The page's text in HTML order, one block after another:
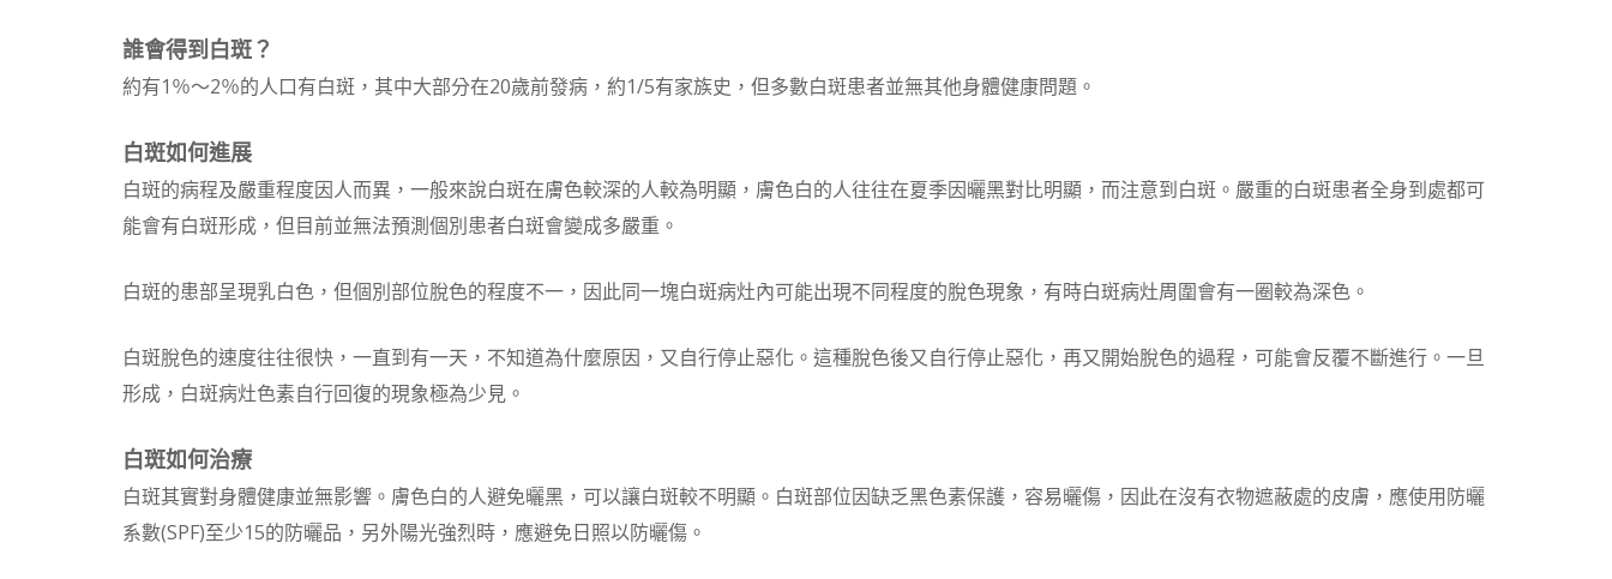
誰會得到白斑？
約有1％～2％的人口有白斑，其中大部分在20歲前發病，約1/5有家族史，但多數白斑患者並無其他身體健康問題。
白斑如何進展
白斑的病程及嚴重程度因人而異，一般來說白斑在膚色較深的人較為明顯，膚色白的人往往在夏季因曬黑對比明顯，而注意到白斑。嚴重的白斑患者全身到處都可
能會有白斑形成，但目前並無法預測個別患者白斑會變成多嚴重。
白斑的患部呈現乳白色，但個別部位脫色的程度不一，因此同一塊白斑病灶內可能出現不同程度的脫色現象，有時白斑病灶周圍會有一圈較為深色。
白斑脫色的速度往往很快，一直到有一天，不知道為什麼原因，又自行停止惡化。這種脫色後又自行停止惡化，再又開始脫色的過程，可能會反覆不斷進行。一旦
形成，白斑病灶色素自行回復的現象極為少見。
白斑如何治療
白斑其實對身體健康並無影響。膚色白的人避免曬黑，可以讓白斑較不明顯。白斑部位因缺乏黑色素保護，容易曬傷，因此在沒有衣物遮蔽處的皮膚，應使用防曬
系數(SPF)至少15的防曬品，另外陽光強烈時，應避免日照以防曬傷。